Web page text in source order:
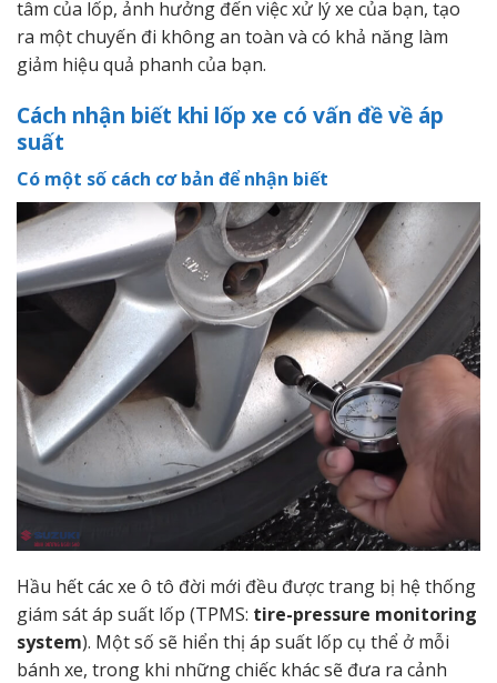
tâm của lốp, ảnh hưởng đến việc xử lý xe của bạn, tạo
ra một chuyến đi không an toàn và có khả năng làm
giảm hiệu quả phanh của bạn.
Cách nhận biết khi lốp xe có vấn đề về áp
suất
Có một số cách cơ bản để nhận biết
Hầu hết các xe ô tô đời mới đều được trang bị hệ thống
giám sát áp suất lốp (TPMS: tire-pressure monitoring
system). Một số sẽ hiển thị áp suất lốp cụ thể ở mỗi
bánh xe, trong khi những chiếc khác sẽ đưa ra cảnh